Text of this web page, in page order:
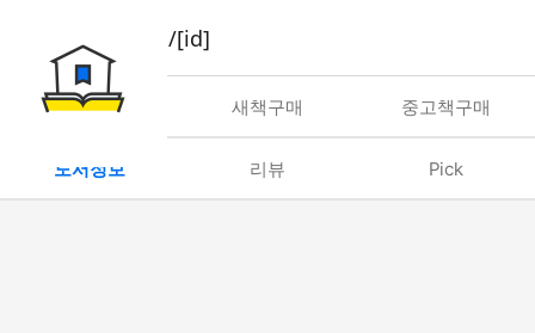
book/rent/[id]
대여 새책구매 중고책구매
도서정보 리뷰 Pick